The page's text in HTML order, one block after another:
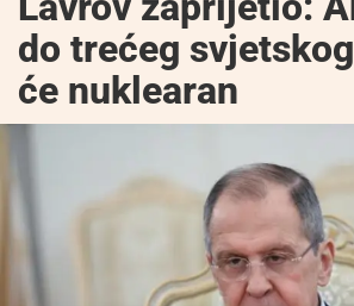
do trećeg
će nuklearan